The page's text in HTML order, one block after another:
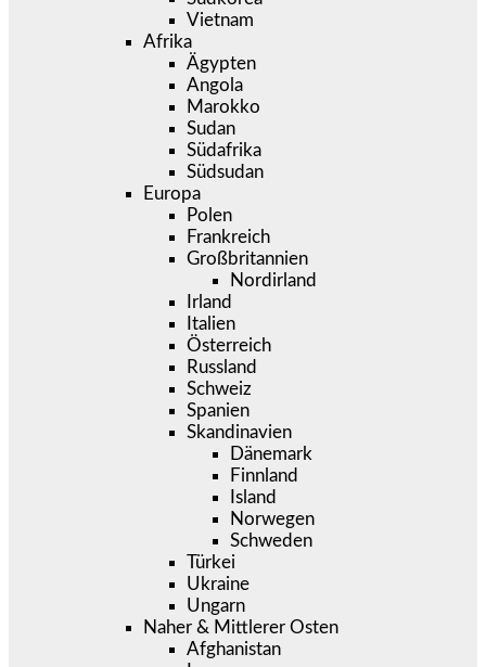
Vietnam
Afrika
Ägypten
Angola
Marokko
Sudan
Südafrika
Südsudan
Europa
Polen
Frankreich
Großbritannien
Nordirland
Irland
Italien
Österreich
Russland
Schweiz
Spanien
Skandinavien
Dänemark
Finnland
Island
Norwegen
Schweden
Türkei
Ukraine
Ungarn
Naher & Mittlerer Osten
Afghanistan